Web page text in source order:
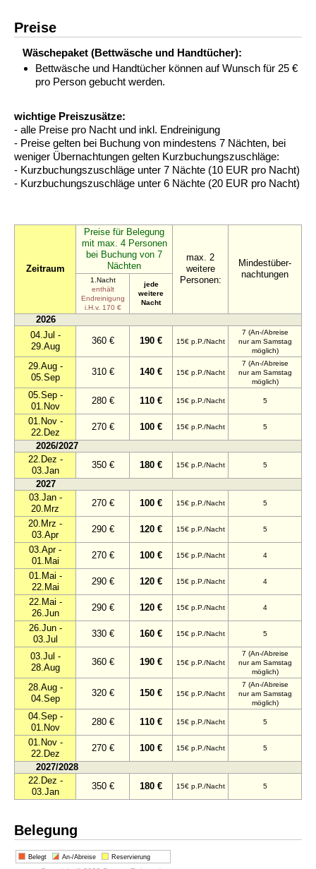
Preise
Wäschepaket (Bettwäsche und Handtücher):
Bettwäsche und Handtücher können auf Wunsch für 25 €
pro Person gebucht werden.
wichtige Preiszusätze:
- alle Preise pro Nacht und inkl. Endreinigung
- Preise gelten bei Buchung von mindestens 7 Nächten, bei
weniger Übernachtungen gelten Kurzbuchungszuschläge:
- Kurzbuchungszuschläge unter 7 Nächte (10 EUR pro Nacht)
- Kurzbuchungszuschläge unter 6 Nächte (20 EUR pro Nacht)
Zeitraum
Preise für Belegung
mit max. 4 Personen
bei Buchung von 7
Nächten
max. 2
weitere
Personen:
Mindestüber-
nachtungen
1.Nacht
enthält
Endreinigung
i.H.v. 170 €
jede
weitere
Nacht
2026
04.Jul -
29.Aug
360 € 190 € 15€ p.P./Nacht
7 (An-/Abreise
nur am Samstag
möglich)
29.Aug -
05.Sep
310 € 140 € 15€ p.P./Nacht
7 (An-/Abreise
nur am Samstag
möglich)
05.Sep -
01.Nov
280 € 110 € 15€ p.P./Nacht 5
01.Nov -
22.Dez
270 € 100 € 15€ p.P./Nacht 5
2026/2027
22.Dez -
03.Jan
350 € 180 € 15€ p.P./Nacht 5
2027
03.Jan -
20.Mrz
270 € 100 € 15€ p.P./Nacht 5
20.Mrz -
03.Apr
290 € 120 € 15€ p.P./Nacht 5
03.Apr -
01.Mai
270 € 100 € 15€ p.P./Nacht 4
01.Mai -
22.Mai
290 € 120 € 15€ p.P./Nacht 4
22.Mai -
26.Jun
290 € 120 € 15€ p.P./Nacht 4
26.Jun -
03.Jul
330 € 160 € 15€ p.P./Nacht 5
03.Jul -
28.Aug
360 € 190 € 15€ p.P./Nacht
7 (An-/Abreise
nur am Samstag
möglich)
28.Aug -
04.Sep
320 € 150 € 15€ p.P./Nacht
7 (An-/Abreise
nur am Samstag
möglich)
04.Sep -
01.Nov
280 € 110 € 15€ p.P./Nacht 5
01.Nov -
22.Dez
270 € 100 € 15€ p.P./Nacht 5
2027/2028
22.Dez -
03.Jan
350 € 180 € 15€ p.P./Nacht 5
Belegung
Belegt An-/Abreise Reservierung